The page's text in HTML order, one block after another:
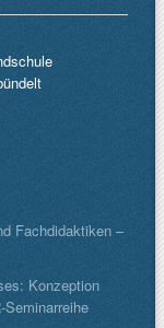
Fachdidaktiken –
Konzeption